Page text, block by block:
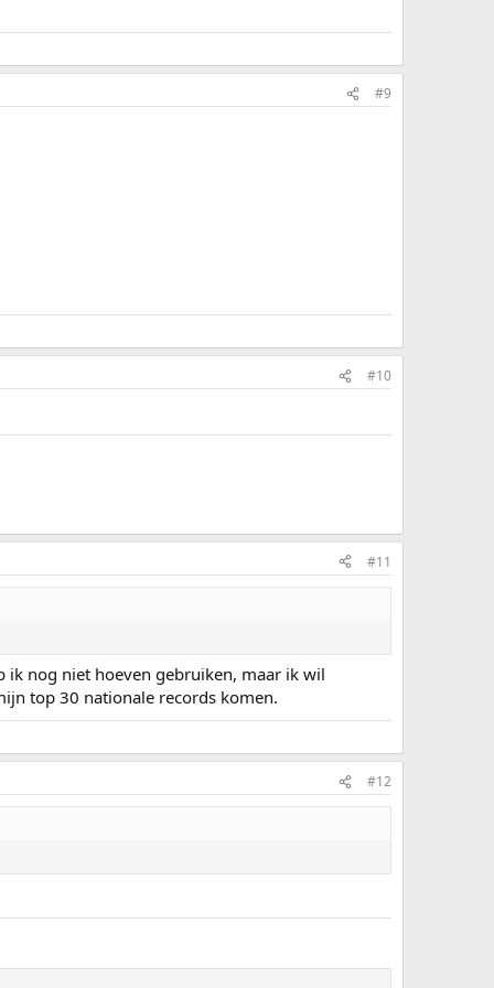
#9
#10
#11
ik nog niet hoeven gebruiken, maar ik wil
top 30 nationale records komen.
#12